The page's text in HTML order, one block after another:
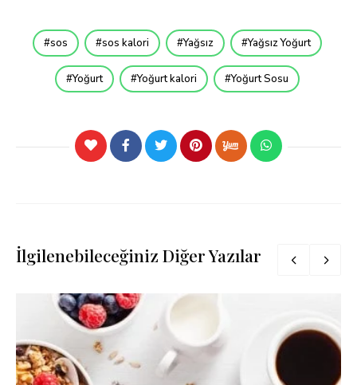
sos sos kalori Yağsız Yağsız Yoğurt
Yoğurt Yoğurt kalori Yoğurt Sosu
İlgilenebileceğiniz Diğer Yazılar